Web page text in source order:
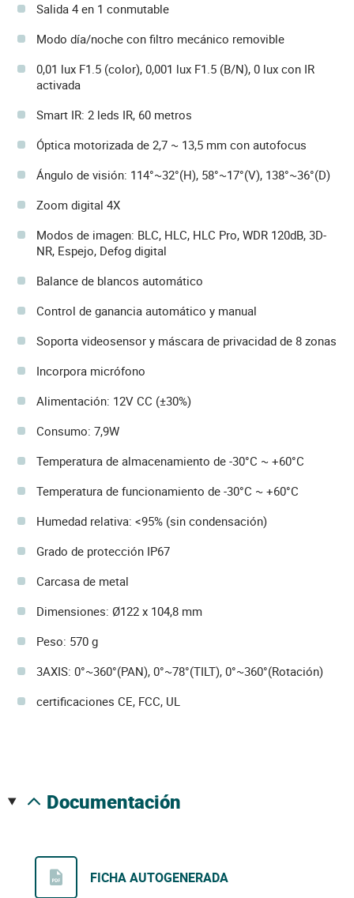
Salida 4 en 1 conmutable
Modo día/noche con filtro mecánico removible
0,01 lux F1.5 (color), 0,001 lux F1.5 (B/N), 0 lux con IR
activada
Smart IR: 2 leds IR, 60 metros
Óptica motorizada de 2,7 ~ 13,5 mm con autofocus
Ángulo de visión: 114°~32°(H), 58°~17°(V), 138°~36°(D)
Zoom digital 4X
Modos de imagen: BLC, HLC, HLC Pro, WDR 120dB, 3D-
NR, Espejo, Defog digital
Balance de blancos automático
Control de ganancia automático y manual
Soporta videosensor y máscara de privacidad de 8 zonas
Incorpora micrófono
Alimentación: 12V CC (±30%)
Consumo: 7,9W
Temperatura de almacenamiento de -30°C ~ +60°C
Temperatura de funcionamiento de -30°C ~ +60°C
Humedad relativa: <95% (sin condensación)
Grado de protección IP67
Carcasa de metal
Dimensiones: Ø122 x 104,8 mm
Peso: 570 g
3AXIS: 0°~360°(PAN), 0°~78°(TILT), 0°~360°(Rotación)
certificaciones CE, FCC, UL
documentación
FICHA AUTOGENERADA